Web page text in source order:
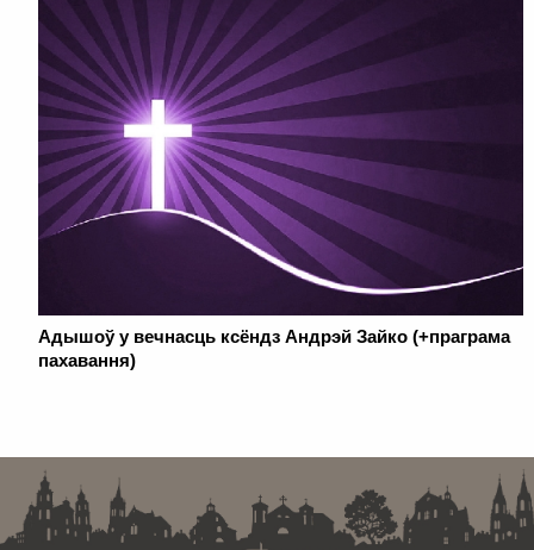
Адышоў у вечнасць ксёндз Андрэй Зайко (+праграма
пахавання)